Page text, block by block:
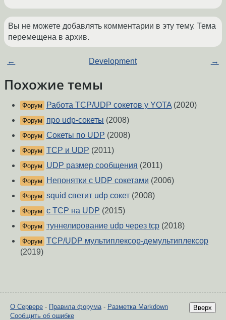
Вы не можете добавлять комментарии в эту тему. Тема
перемещена в архив.
← Development →
Похожие темы
Форум Работа TCP/UDP сокетов у YOTA (2020)
Форум про udp-сокеты (2008)
Форум Сокеты по UDP (2008)
Форум TCP и UDP (2011)
Форум UDP размер сообщения (2011)
Форум Непонятки с UDP сокетами (2006)
Форум squid светит udp сокет (2008)
Форум с TCP на UDP (2015)
Форум туннелирование udp через tcp (2018)
Форум TCP/UDP мультиплексор-демультиплексор
(2019)
Вверх
О Сервере - Правила форума- Разметка Markdown
Сообщить об ошибке